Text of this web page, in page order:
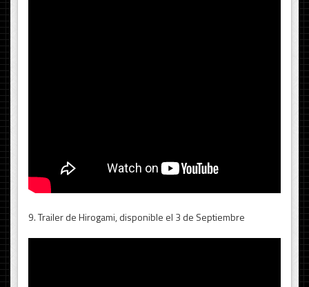
9. Trailer de Hirogami, disponible el 3 de Septiembre